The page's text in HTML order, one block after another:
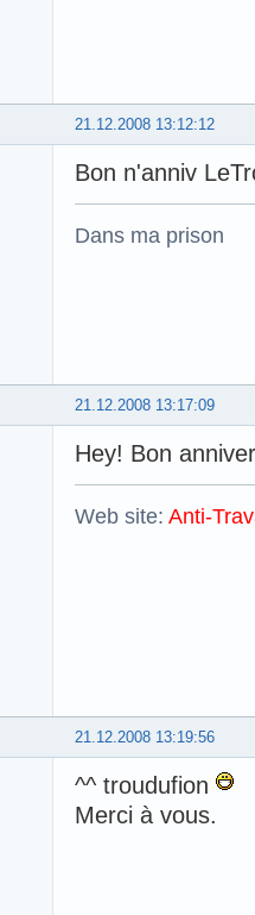
21.12.2008 13:12:12
Bon n'anniv
Dans ma prison
21.12.2008 13:17:09
Hey! Bon
Web site: Anti-
21.12.2008 13:19:56
^^ troudufion
Merci à vous.